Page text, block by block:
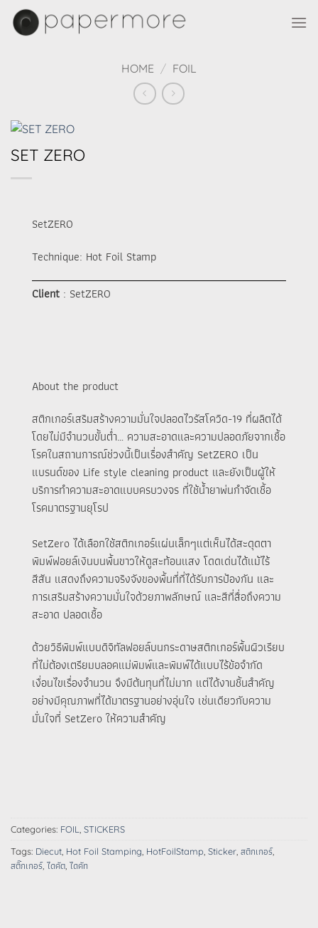
Skip
HOME / FOIL
SET ZERO
SetZERO
Technique: Hot Foil Stamp
Client : SetZERO
About the product
สติกเกอร์เสริมสร้างความมั่นใจปลอดไวรัสโควิด-19 ที่ผลิตได้
โดยไม่มีจำนวนขั้นต่ำ… ความสะอาดและความปลอดภัยจากเชื้อ
โรคในสถานการณ์ช่วงนี้เป็นเรื่องสำคัญ SetZERO เป็น
แบรนด์ของ Life style cleaning product และยังเป็นผู้ให้
บริการทำความสะอาดแบบครบวงจร ที่ใช้น้ำยาพ่นกำจัดเชื้อ
โรคมาตรฐานยุโรป
SetZero ได้เลือกใช้สติกเกอร์แผ่นเล็กๆแต่เห็นได้สะดุดตา
พิมพ์ฟอยล์เงินบนพื้นขาวให้ดูสะท้อนแสง โดดเด่นได้แม้ไร้
สีสัน แสดงถึงความจริงจังของพื้นที่ที่ได้รับการป้องกัน และ
การเสริมสร้างความมั่นใจด้วยภาพลักษณ์ และสีที่สื่อถึงความ
สะอาด ปลอดเชื้อ
ด้วยวิธีพิมพ์แบบดิจิทัลฟอยล์บนกระดาษสติกเกอร์พื้นผิวเรียบ
ที่ไม่ต้องเตรียมบลอคแม่พิมพ์และพิมพ์ได้แบบไร้ข้อจำกัด
เงื่อนไขเรื่องจำนวน จึงมีต้นทุนที่ไม่มาก แต่ได้งานชิ้นสำคัญ
อย่างมีคุณภาพที่ได้มาตรฐานอย่างอุ่นใจ เช่นเดียวกับความ
มั่นใจที่ SetZero ให้ความสำคัญ
Categories: FOIL
STICKERS
Tags: Diecut Hot Foil Stamping HotFoilStamp Sticker สติกเกอร์,
สติ๊กเกอร์, ไดคัต ไดคัท